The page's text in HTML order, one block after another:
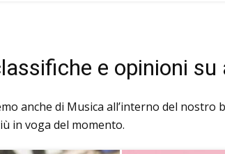
e opinioni
anche di Musica all’interno del
in voga del momento.